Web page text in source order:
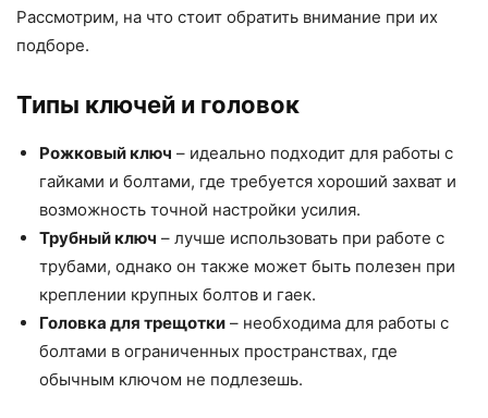
Рассмотрим, на что стоит обратить внимание при их
подборе.
Типы ключей и головок
Рожковый ключ – идеально подходит для работы с
гайками и болтами, где требуется хороший захват и
возможность точной настройки усилия.
Трубный ключ – лучше использовать при работе с
трубами, однако он также может быть полезен при
креплении крупных болтов и гаек.
Головка для трещотки – необходима для работы с
болтами в ограниченных пространствах, где
обычным ключом не подлезешь.